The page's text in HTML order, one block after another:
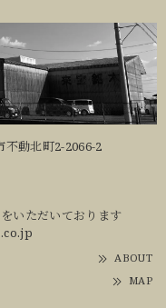
不動北町2-2066-2
いただいております
ABOUT
MAP